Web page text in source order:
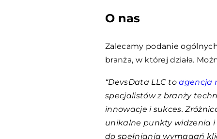
O nas
Zalecamy podanie
branża, w której działa.
“DevsData LLC toagencja
specjalistów z branży
innowacje i sukces.
unikalne punkty widzenia
do spełniania wymagań